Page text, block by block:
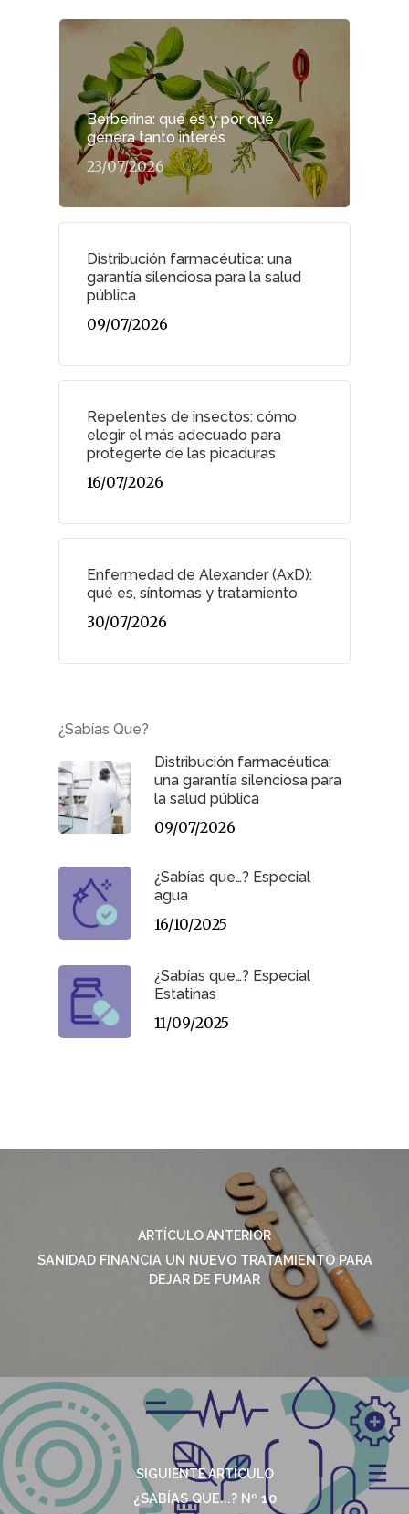
Berberina: qué es y por qué
genera tanto interés
23/07/2026
Distribución farmacéutica: una
garantía silenciosa para la salud
pública
09/07/2026
Repelentes de insectos: cómo
elegir el más adecuado para
protegerte de las picaduras
16/07/2026
Enfermedad de Alexander (AxD):
qué es, síntomas y tratamiento
30/07/2026
¿Sabías Que?
Distribución farmacéutica:
una garantía silenciosa para
la salud pública
09/07/2026
¿Sabías que…? Especial
agua
16/10/2025
¿Sabías que…? Especial
Estatinas
11/09/2025
ARTÍCULO ANTERIOR
SANIDAD FINANCIA UN NUEVO TRATAMIENTO PARA
DEJAR DE FUMAR
SIGUIENTE ARTÍCULO
¿SABÍAS QUE...? Nº 10